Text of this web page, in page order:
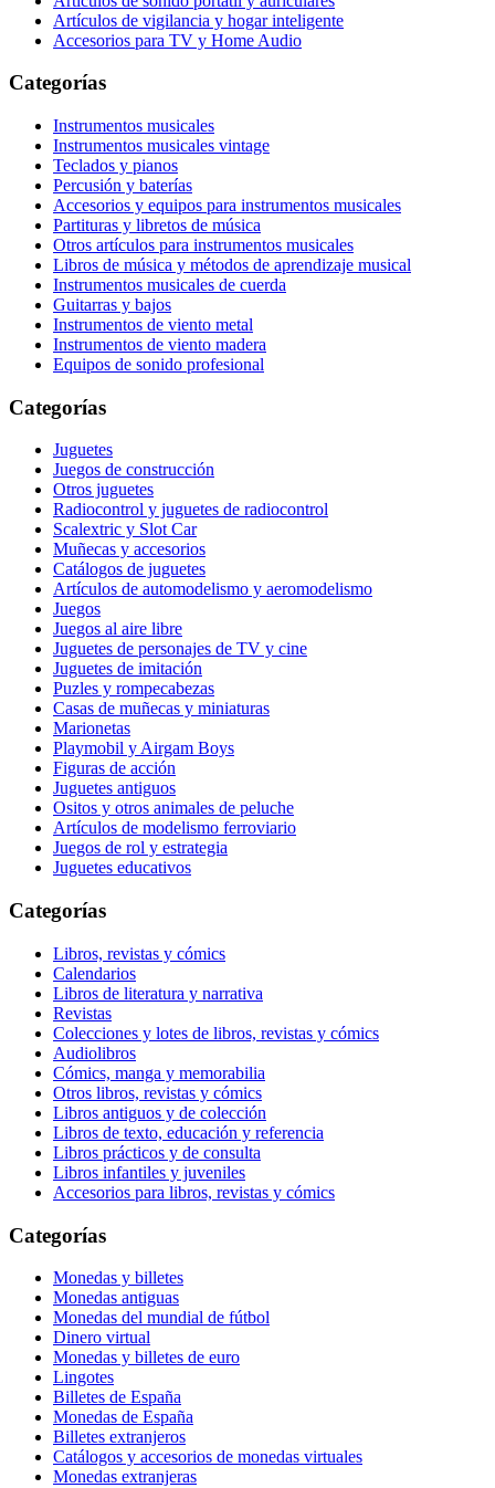
Artículos de vigilancia y hogar inteligente
Accesorios para TV y Home Audio
Categorías
Instrumentos musicales
Instrumentos musicales vintage
Teclados y pianos
Percusión y baterías
Accesorios y equipos para instrumentos musicales
Partituras y libretos de música
Otros artículos para instrumentos musicales
Libros de música y métodos de aprendizaje musical
Instrumentos musicales de cuerda
Guitarras y bajos
Instrumentos de viento metal
Instrumentos de viento madera
Equipos de sonido profesional
Categorías
Juguetes
Juegos de construcción
Otros juguetes
Radiocontrol y juguetes de radiocontrol
Scalextric y Slot Car
Muñecas y accesorios
Catálogos de juguetes
Artículos de automodelismo y aeromodelismo
Juegos
Juegos al aire libre
Juguetes de personajes de TV y cine
Juguetes de imitación
Puzles y rompecabezas
Casas de muñecas y miniaturas
Marionetas
Playmobil y Airgam Boys
Figuras de acción
Juguetes antiguos
Ositos y otros animales de peluche
Artículos de modelismo ferroviario
Juegos de rol y estrategia
Juguetes educativos
Categorías
Libros, revistas y cómics
Calendarios
Libros de literatura y narrativa
Revistas
Colecciones y lotes de libros, revistas y cómics
Audiolibros
Cómics, manga y memorabilia
Otros libros, revistas y cómics
Libros antiguos y de colección
Libros de texto, educación y referencia
Libros prácticos y de consulta
Libros infantiles y juveniles
Accesorios para libros, revistas y cómics
Categorías
Monedas y billetes
Monedas antiguas
Monedas del mundial de fútbol
Dinero virtual
Monedas y billetes de euro
Lingotes
Billetes de España
Monedas de España
Billetes extranjeros
Catálogos y accesorios de monedas virtuales
Monedas extranjeras